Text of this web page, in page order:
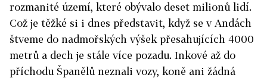
rozmanité území, které obývalo deset milionů lidí.
Což je těžké si i dnes představit, když se v Andách
štveme do nadmořských výšek přesahujících 4000
metrů a dech je stále více pozadu. Inkové až do
příchodu Španělů neznali vozy, koně ani žádná